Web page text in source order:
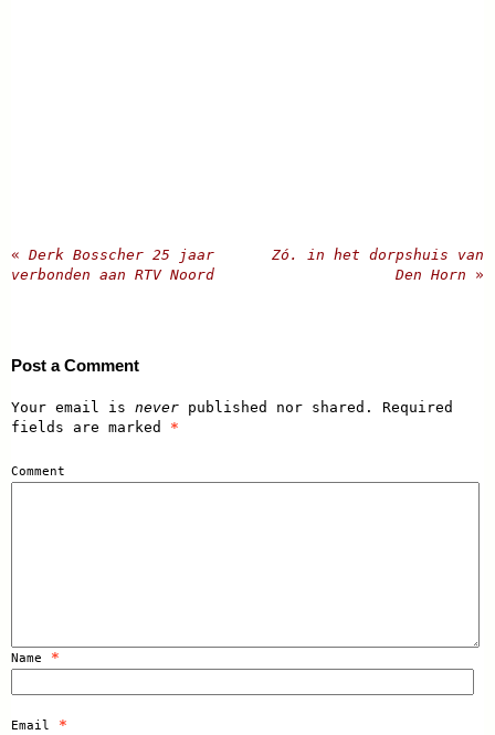
« Derk Bosscher 25 jaar
verbonden aan RTV Noord
Zó. in het dorpshuis van
Den Horn »
Post a Comment
Your email is never published nor shared. Required
fields are marked *
Comment
Name *
Email *